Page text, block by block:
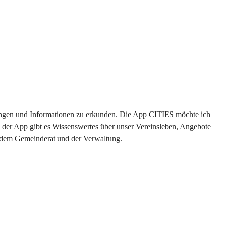
und Informationen zu erkunden. Die App CITIES möchte ich
App gibt es Wissenswertes über unser Vereinsleben, Angebote
Gemeinderat und der Verwaltung.